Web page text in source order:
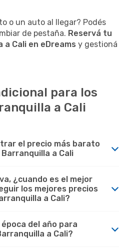
o un auto al llegar? Podés
de pestaña. Reservá tu
a Cali en eDreams y gestioná
para los
a Cali
el precio más barato
a Cali
¿cuando es el mejor
los mejores precios
a Cali?
del año para
a Cali?